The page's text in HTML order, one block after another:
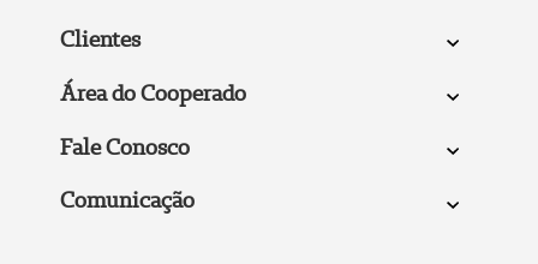
Clientes
Área do Cooperado
Fale Conosco
Comunicação